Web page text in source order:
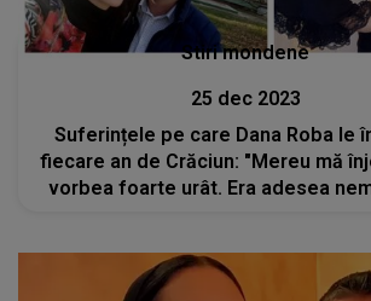
Stiri mondene
25 dec 2023
Suferințele pe care Dana Roba le
fiecare an de Crăciun: "Mereu mă
vorbea foarte urât. Era adesea